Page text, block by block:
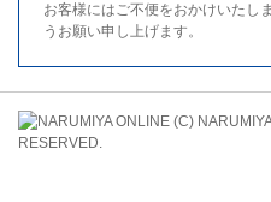
お客様にはご不便をおかけいたし
うお願い申し上げます。